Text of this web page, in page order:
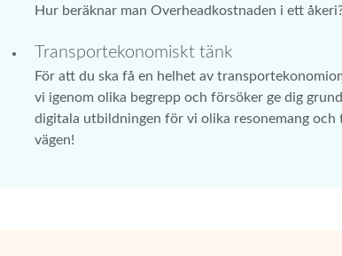
Hur beräknar man Overheadkostnaden i ett
Transportekonomiskt tänk
För att du ska få en helhet av
vi igenom olika begrepp och försöker ge dig
digitala utbildningen för vi olika resonemang och
vägen!